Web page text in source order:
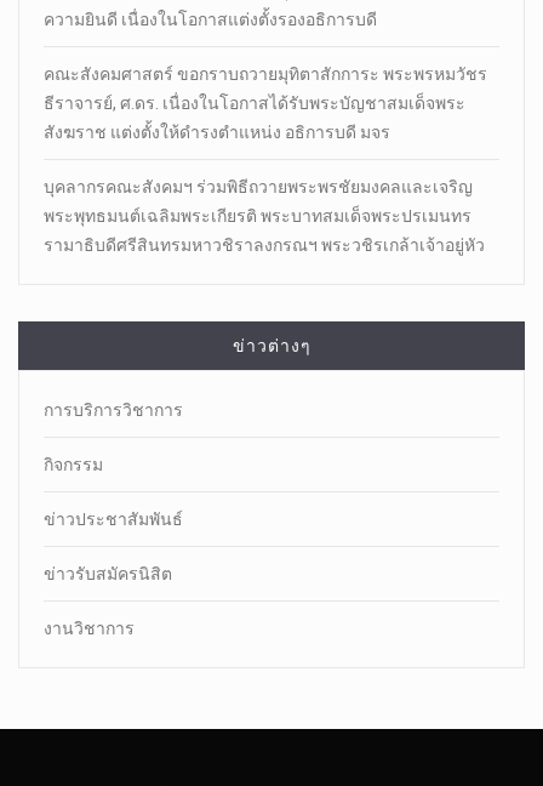
ความยินดี เนื่องในโอกาสแต่งตั้งรองอธิการบดี
คณะสังคมศาสตร์ ขอกราบถวายมุทิตาสักการะ พระพรหมวัชร
ธีราจารย์, ศ.ดร. เนื่องในโอกาสได้รับพระบัญชาสมเด็จพระ
สังฆราช แต่งตั้งให้ดำรงตำแหน่ง อธิการบดี มจร
บุคลากรคณะสังคมฯ ร่วมพิธีถวายพระพรชัยมงคลและเจริญ
พระพุทธมนต์เฉลิมพระเกียรติ พระบาทสมเด็จพระปรเมนทร
รามาธิบดีศรีสินทรมหาวชิราลงกรณฯ พระวชิรเกล้าเจ้าอยู่หัว
ข่าวต่างๆ
การบริการวิชาการ
กิจกรรม
ข่าวประชาสัมพันธ์
ข่าวรับสมัครนิสิต
งานวิชาการ